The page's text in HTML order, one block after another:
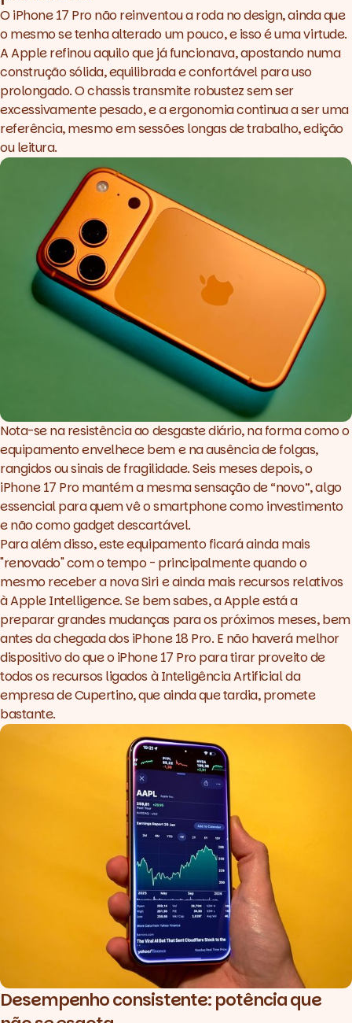
O iPhone 17 Pro não reinventou a roda nodesign, ainda que
o mesmo se tenha alterado um pouco, e isso é uma virtude.
A Apple refinou aquilo que já funcionava, apostando numa
construção sólida, equilibrada e confortável para uso
prolongado. Ochassistransmite robustez sem ser
excessivamente pesado, e a ergonomia continua a ser uma
referência, mesmo em sessões longas de trabalho, edição
ou leitura.
Nota-se na resistência ao desgaste diário, na forma como o
equipamento envelhece bem e na ausência de folgas,
rangidos ou sinais de fragilidade. Seis meses depois, o
iPhone 17 Pro mantém a mesma sensação de “novo”, algo
essencial para quem vê o smartphone como investimento
e não comogadgetdescartável.
Para além disso, este equipamento ficará ainda mais
"renovado" com o tempo - principalmente quando o
mesmo receber a nova Siri e ainda mais recursos relativos
à Apple Intelligence. Se bem sabes, a Apple está a
preparar grandes mudanças para os próximos meses, bem
antes da chegada dos iPhone 18 Pro. E não haverá melhor
dispositivo do que o iPhone 17 Pro para tirar proveito de
todos os recursos ligados à Inteligência Artificial da
empresa de Cupertino, que ainda que tardia, promete
bastante.
Desempenho consistente: potência que